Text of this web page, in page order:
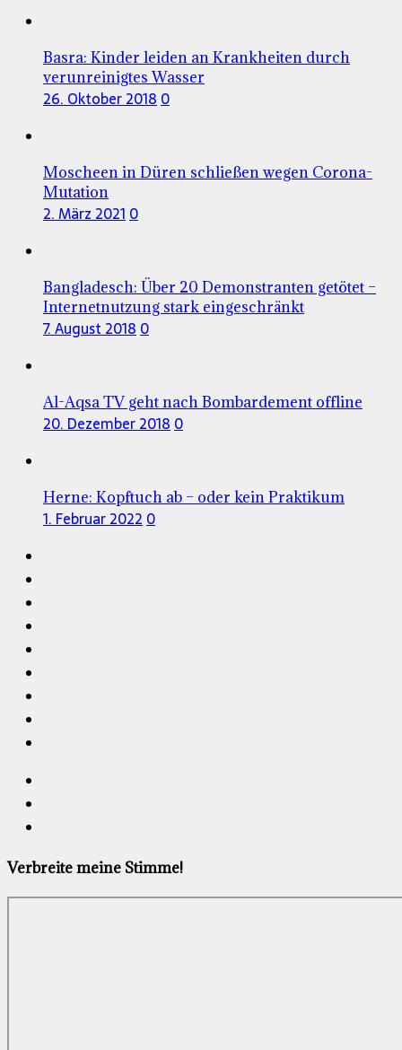
Basra: Kinder leiden an Krankheiten durch
verunreinigtes Wasser
26. Oktober 2018 0
Moscheen in Düren schließen wegen Corona-
Mutation
2. März 2021 0
Bangladesch: Über 20 Demonstranten getötet –
Internetnutzung stark eingeschränkt
7. August 2018 0
Al-Aqsa TV geht nach Bombardement offline
20. Dezember 2018 0
Herne: Kopftuch ab – oder kein Praktikum
1. Februar 2022 0
Verbreite meine Stimme!